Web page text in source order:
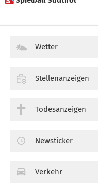
Wetter
Stellenanzeigen
Todesanzeigen
Newsticker
Verkehr